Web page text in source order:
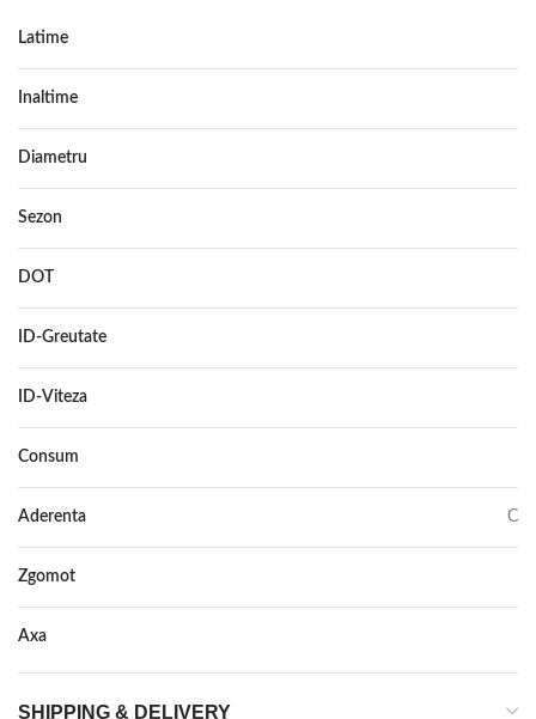
Latime
Inaltime
Diametru
Sezon
DOT
ID-Greutate
ID-Viteza
Consum
Aderenta C
Zgomot
Axa
SHIPPING & DELIVERY